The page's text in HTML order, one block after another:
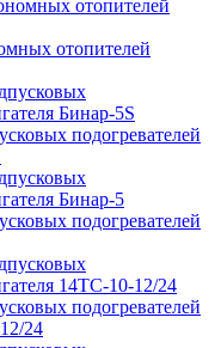
отопителей
подогревателей
подогревателей
подогревателей
24